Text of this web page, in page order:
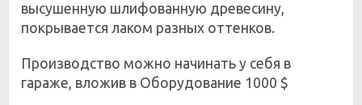
высушенную шлифованную древесину,
покрывается лаком разных оттенков.
Производство можно начинать у себя в
гараже, вложив в Оборудование 1000 $